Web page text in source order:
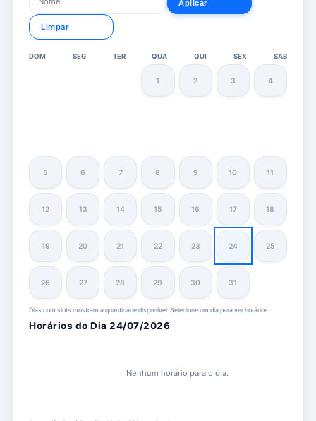
Aplicar
Limpar
DOM SEG TER QUA QUI SEX SAB
1 2 3 4
5 6 7 8 9 10 11
12 13 14 15 16 17 18
19 20 21 22 23 24 25
26 27 28 29 30 31
Dias com slots mostram a quantidade disponível. Selecione um dia para ver horários.
Horários do Dia 24/07/2026
Nenhum horário para o dia.